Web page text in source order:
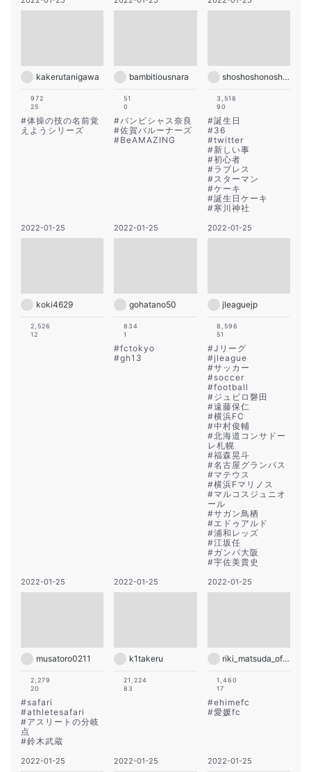
kakerutanigawa
972
25
#体操の技の名前覚
えようシリーズ
bambitiousnara
51
0
#バンビシャス奈良
#佐賀バルーナーズ
#BeAMAZING
shoshoshonosho.4
3,518
90
#誕生日
#36
#twitter
#新しい事
#初心者
#ラブレス
#スターマン
#ケーキ
#誕生日ケーキ
#寒川神社
2022-01-25
koki4629
2,526
12
2022-01-25
gohatano50
834
1
#fctokyo
#gh13
2022-01-25
jleaguejp
8,596
51
#Jリーグ
#jleague
#サッカー
#soccer
#football
#ジュビロ磐田
#遠藤保仁
#横浜FC
#中村俊輔
#北海道コンサドー
レ札幌
#福森晃斗
#名古屋グランパス
#マテウス
#横浜Fマリノス
#マルコスジュニオ
ール
#サガン鳥栖
#エドゥアルド
#浦和レッズ
#江坂任
#ガンバ大阪
#宇佐美貴史
2022-01-25
musatoro0211
2,279
20
#safari
#athletesafari
#アスリートの分岐
点
#鈴木武蔵
2022-01-25
k1takeru
21,224
83
2022-01-25
riki_matsuda_official
1,460
17
#ehimefc
#愛媛fc
2022-01-25 2022-01-25 2022-01-25